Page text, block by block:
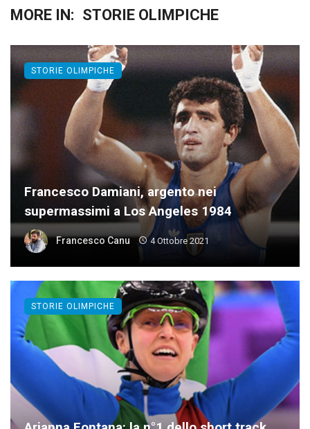
MORE IN: STORIE OLIMPICHE
Francesco Damiani, argento nei
supermassimi a Los Angeles 1984
Francesco Canu 4 Ottobre 2021
STORIE OLIMPICHE
STORIE OLIMPICHE